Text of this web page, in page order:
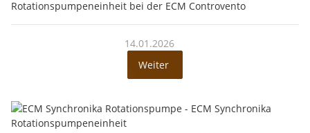
Rotationspumpeneinheit bei der ECM Controvento
14.01.2026
Weiter